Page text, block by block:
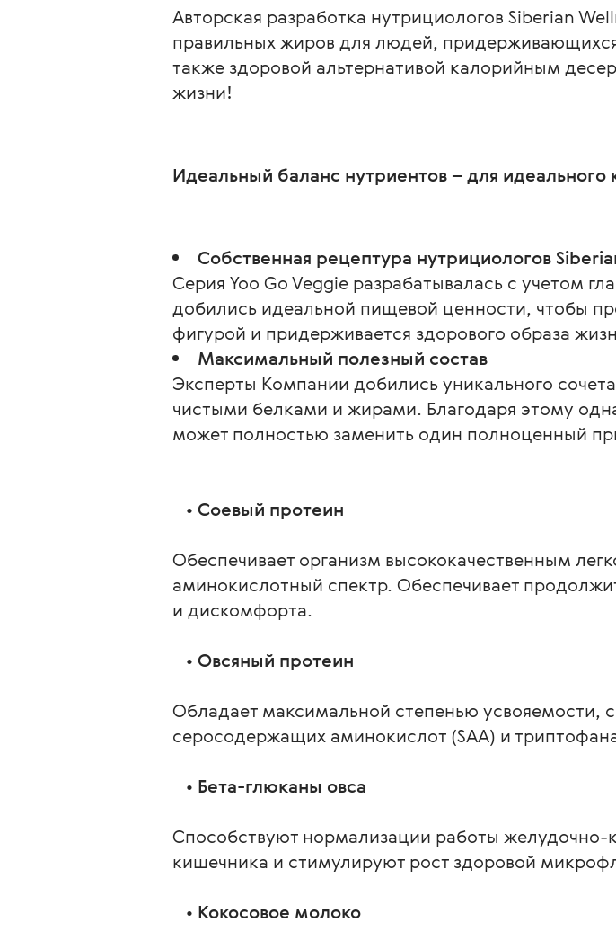
Авторская разработка нутрициологов Siberian
правильных жиров для людей, придерживающихся
также здоровой альтернативой калорийным
жизни!
Идеальный баланс нутриентов – для идеального
Собственная рецептура нутрициологов
Серия Yoo Go Veggie разрабатывалась с учетом
добились идеальной пищевой ценности, чтобы
фигурой и придерживается здорового образа
Максимальный полезный состав
Эксперты Компании добились уникального
чистыми белками и жирами. Благодаря этому
может полностью заменить один полноценный
• Соевый протеин
Обеспечивает организм высококачественным
аминокислотный спектр. Обеспечивает
и дискомфорта.
• Овсяный протеин
Обладает максимальной степенью усвояемости,
серосодержащих аминокислот (SAA) и
• Бета-глюканы овса
Способствуют нормализации работы желудочно-
кишечника и стимулируют рост здоровой
• Кокосовое молоко